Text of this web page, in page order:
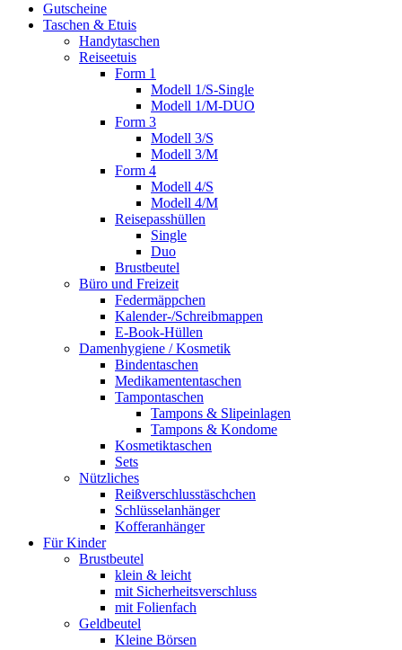
Gutscheine
Taschen & Etuis
Handytaschen
Reiseetuis
Form 1
Modell 1/S-Single
Modell 1/M-DUO
Form 3
Modell 3/S
Modell 3/M
Form 4
Modell 4/S
Modell 4/M
Reisepasshüllen
Single
Duo
Brustbeutel
Büro und Freizeit
Federmäppchen
Kalender-/Schreibmappen
E-Book-Hüllen
Damenhygiene / Kosmetik
Bindentaschen
Medikamententaschen
Tampontaschen
Tampons & Slipeinlagen
Tampons & Kondome
Kosmetiktaschen
Sets
Nützliches
Reißverschlusstäschchen
Schlüsselanhänger
Kofferanhänger
Für Kinder
Brustbeutel
klein & leicht
mit Sicherheitsverschluss
mit Folienfach
Geldbeutel
Kleine Börsen